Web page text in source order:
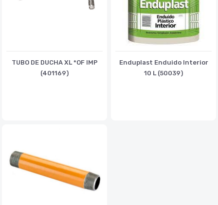
TUBO DE DUCHA XL *OF IMP
(401169)
Enduplast Enduido Interior
10 L (50039)